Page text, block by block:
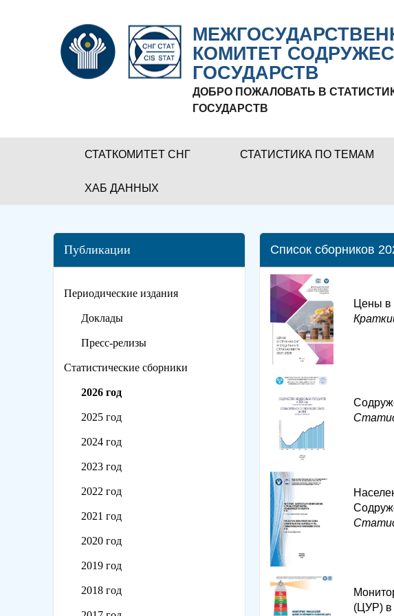
КОМИТЕТ
ГОСУДАРСТВ
ДОБРО ПОЖАЛОВАТЬ В
ГОСУДАРСТВ
СТАТКОМИТЕТ СНГ СТАТИСТИКА ПО ТЕМАМ
ХАБ ДАННЫХ
Публикации
Периодические издания
Доклады
Пресс-релизы
Статистические сборники
2026 год
2025 год
2024 год
2023 год
2022 год
2021 год
2020 год
2019 год
2018 год
Список сборников
Цены в
(ЦУР) в